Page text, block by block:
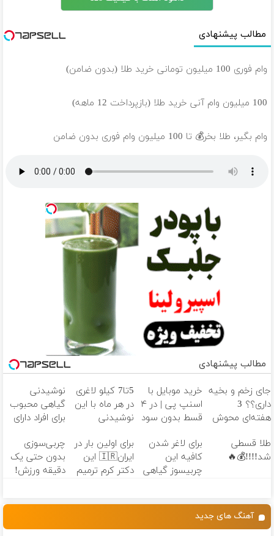
مطالب پیشنهادی
وام فوری 100 میلیون تومانی خرید طلا (بدون ضامن)
100 میلیون وام آنی خرید طلا (بازپرداخت 12 ماهه)
وام بگیر، طلا بخر💰 تا 100 میلیون وام فوری بدون ضامن
مطالب پیشنهادی
جای زخم و بخیه
داری؟؟ 3
هفته‌ای محوش
خرید موبایل با
اسنپ پی | در ۴
قسط بدون سود
5تا7 کیلو لاغری
در هر ماه با این
نوشیدنی
با نصف قیمت
🔥
نوشیدنی
گیاهی محبوب
برای افراد دارای
60%تخفیف
طلا قسطی
شد!!!!💰🔥
برای لاغر شدن
کافیه این
چربیسوز گیاهی
تا امشب)
برای اولین بار در
ایران🇮🇷 این
دکتر کرم ترمیم
چربی‌سوزی
بدون حتی یک
دقیقه ورزش!
آهنگ های جدید